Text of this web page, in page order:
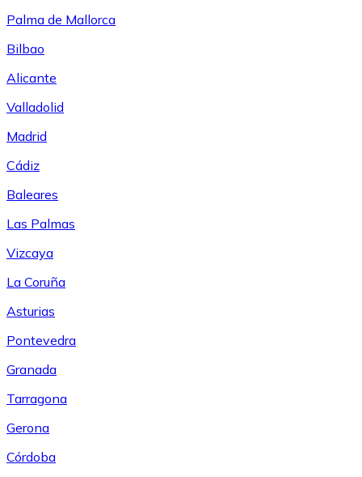
Palma de Mallorca
Bilbao
Alicante
Valladolid
Madrid
Cádiz
Baleares
Las Palmas
Vizcaya
La Coruña
Asturias
Pontevedra
Granada
Tarragona
Gerona
Córdoba